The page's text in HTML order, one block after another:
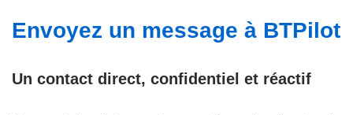
Envoyez un message à BTPilot
Un contact direct, confidentiel et réactif